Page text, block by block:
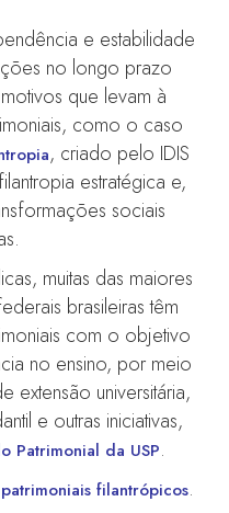
e estabilidade
no longo prazo
que levam à
como o caso
, criado pelo IDIS
estratégica e,
sociais
muitas das maiores
brasileiras têm
com o objetivo
no ensino, por meio
extensão universitária,
e outras iniciativas,
Patrimonial da USP.
filantrópicos.